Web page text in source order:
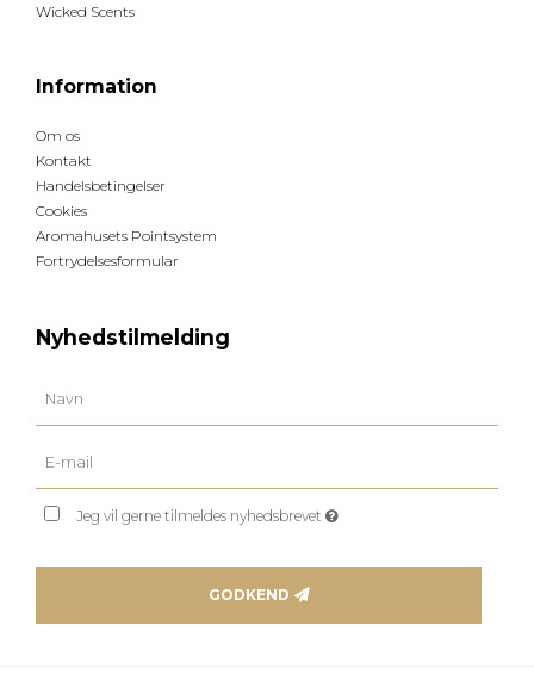
Wicked Scents
Information
Om os
Kontakt
Handelsbetingelser
Cookies
Aromahusets Pointsystem
Fortrydelsesformular
Nyhedstilmelding
Jeg vil gerne tilmeldes nyhedsbrevet
GODKEND